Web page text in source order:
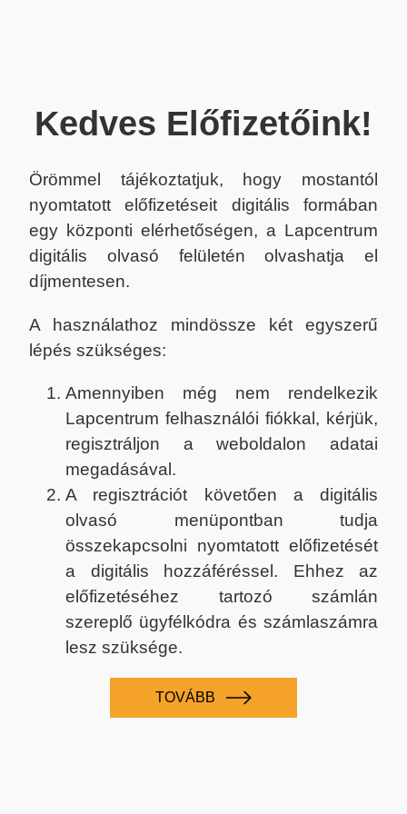
Kedves Előfizetőink!
Örömmel tájékoztatjuk, hogy mostantól
nyomtatott előfizetéseit digitális formában
egy központi elérhetőségen, a Lapcentrum
digitális olvasó felületén olvashatja el
díjmentesen.
A használathoz mindössze két egyszerű
lépés szükséges:
Amennyiben még nem rendelkezik
Lapcentrum felhasználói fiókkal, kérjük,
regisztráljon a weboldalon adatai
megadásával.
A regisztrációt követően a digitális
olvasó menüpontban tudja
összekapcsolni nyomtatott előfizetését
a digitális hozzáféréssel. Ehhez az
előfizetéséhez tartozó számlán
szereplő ügyfélkódra és számlaszámra
lesz szüksége.
TOVÁBB